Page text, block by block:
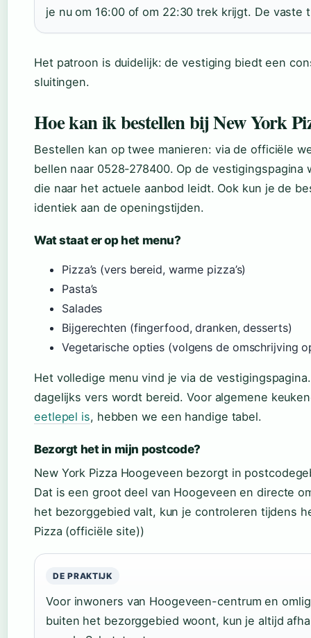
je nu om 16:00 of om 22:30 trek krijgt. De vaste
Het patroon is duidelijk: de vestiging biedt een
sluitingen.
Hoe kan ik bestellen bij New York
Bestellen kan op twee manieren: via de officiële
bellen naar 0528-278400. Op de vestigingspagina
die naar het actuele aanbod leidt. Ook kun je de
identiek aan de openingstijden.
Wat staat er op het menu?
Pizza’s (vers bereid, warme pizza’s)
Pasta’s
Salades
Bijgerechten (fingerfood, dranken, desserts)
Vegetarische opties (volgens de omschrijving
Het volledige menu vind je via de
dagelijks vers wordt bereid. Voor algemene
eetlepel is, hebben we een handige tabel.
Bezorgt het in mijn postcode?
New York Pizza Hoogeveen bezorgt in
Dat is een groot deel van Hoogeveen en directe
het bezorggebied valt, kun je controleren tijdens
Pizza (officiële site))
DE PRAKTIJK
Voor inwoners van Hoogeveen-centrum en
buiten het bezorggebied woont, kun je altijd